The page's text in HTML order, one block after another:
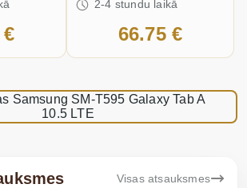
2-4 stundu laikā
66.75 €
Samsung SM-T595 Galaxy Tab A
10.5 LTE
Visas atsauksmes